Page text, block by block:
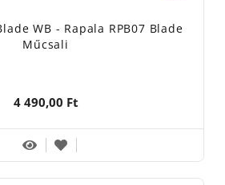
WB - Rapala RPB07 Blade
Műcsali
4 490,00 Ft